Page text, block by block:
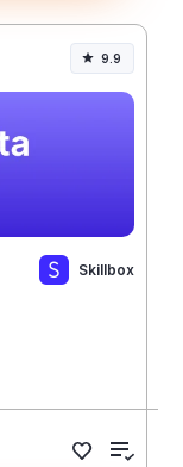
9.9
Skillbox